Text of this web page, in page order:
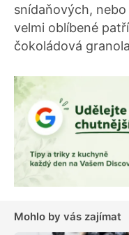
snídaňových, nebo
velmi oblíbené
čokoládová
Mohlo by vás zajímat